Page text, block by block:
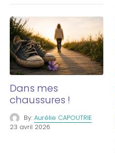
Dans mes
chaussures !
By: Aurélie CAPOUTRIE
23 avril 2026